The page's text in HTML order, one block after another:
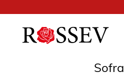
Sofra